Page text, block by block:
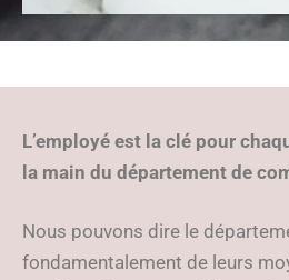
L’employé est la clé pour
la main du département de
Nous pouvons dire le
fondamentalement de leurs